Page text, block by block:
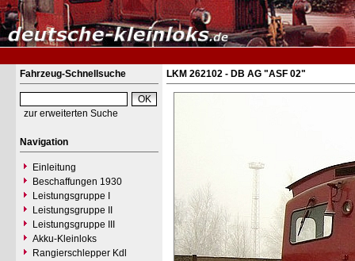
Fahrzeug-Schnellsuche
zur erweiterten Suche
Navigation
Einleitung
Beschaffungen 1930
Leistungsgruppe I
Leistungsgruppe II
Leistungsgruppe III
Akku-Kleinloks
Rangierschlepper Kdl
LKM 262102 - DB AG "ASF 02"